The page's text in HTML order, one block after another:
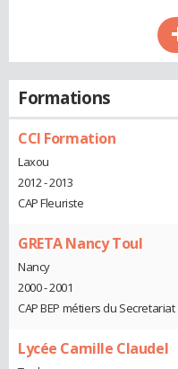
Formations
CCI Formation
Laxou
2012 - 2013
CAP Fleuriste
GRETA Nancy Toul
Nancy
2000 - 2001
CAP BEP métiers du Secretariat
Lycée Camille Claudel